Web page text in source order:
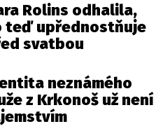
Rolins odhalila,
teď upřednostňuje
svatbou
neznámého
z Krkonoš už není